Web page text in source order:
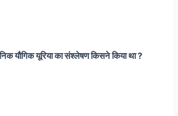
यौगिक यूरिया का संश्लेषण किसने किया था ?